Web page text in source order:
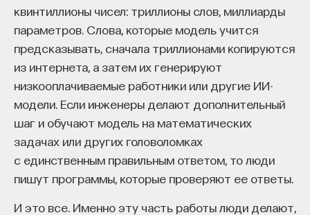
квинтиллионы чисел: триллионы слов, миллиарды
параметров. Слова, которые модель учится
предсказывать, сначала триллионами копируются
из интернета, а затем их генерируют
низкооплачиваемые работники или другие ИИ-
модели. Если инженеры делают дополнительный
шаг и обучают модель на математических
задачах или других головоломках
с единственным правильным ответом, то люди
пишут программы, которые проверяют ее ответы.
И это все. Именно эту часть работы люди делают,